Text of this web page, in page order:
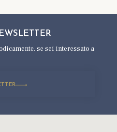
se sei interessato a